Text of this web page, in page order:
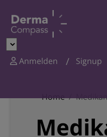
Anmelden Signup
Home